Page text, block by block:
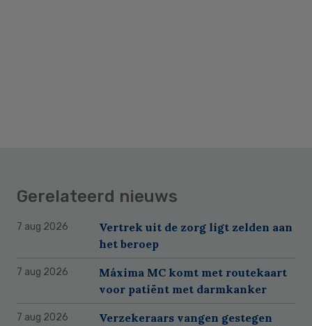
Gerelateerd nieuws
7 aug 2026
Vertrek uit de zorg ligt zelden aan
het beroep
7 aug 2026
Máxima MC komt met routekaart
voor patiënt met darmkanker
7 aug 2026
Verzekeraars vangen gestegen